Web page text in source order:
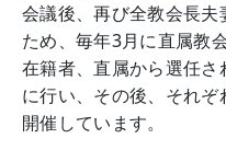
会議後、再び全教会長
ため、毎年3月に直属教
在籍者、直属から選任
に行い、その後、それ
開催しています。